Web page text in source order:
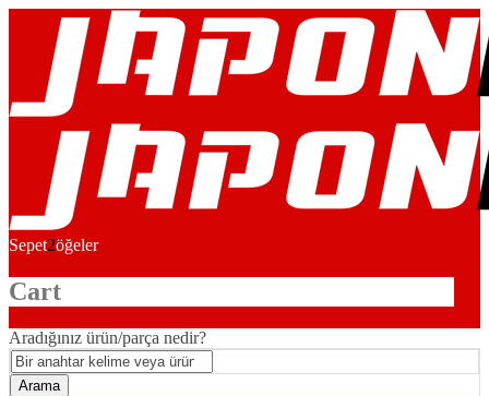
Sepet2öğeler
Cart
Aradığınız ürün/parça nedir?